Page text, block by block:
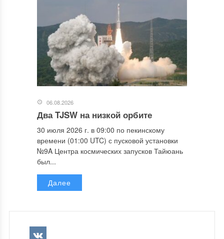
06.08.2026
Два TJSW на низкой орбите
30 июля 2026 г. в 09:00 по пекинскому
времени (01:00 UTC) с пусковой установки
№9A Центра космических запусков Тайюань
был...
Далее